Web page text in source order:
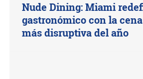
Nude Dining: Miami
gastronómico con la
más disruptiva del año